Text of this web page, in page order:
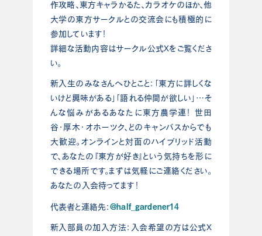
作攻略、東方キャラかるた、カラオケのほか、他
大学の東方サークルとの交流会にも積極的に
参加しています！
詳細な活動内容はサークル公式Xをご覧くださ
い。
新入生のみなさんへひとこと：「東方に詳しくな
いけど興味がある」「語れる仲間が欲しい」…そ
んな悩みがあるあなたに東方農学連！ 世田
谷・厚木・オホーツク、どのキャンパスからでも
大歓迎。オンラインと対面のハイブリッド活動
で、あなたの『東方が好き』という気持ちを形に
できる場所です。まずは気軽にご連絡ください。
あなたの入会待ってます！
代表者と連絡先：@half_gardener14
新入部員の加入方法：入会希望の方は公式X